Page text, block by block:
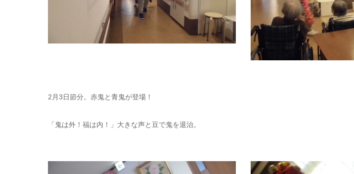
2月3日節分。赤鬼と青鬼が登場！
「鬼は外！福は内！」大きな声と豆で鬼を退治。